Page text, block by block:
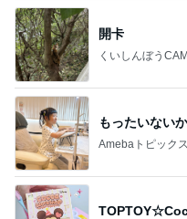
もったいない
Amebaトピックス
ディズニーファ
コストコのほ